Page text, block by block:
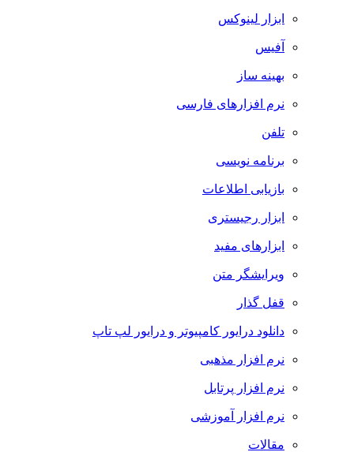
ابزار لینوکس
آفیس
بهینه ساز
نرم افزارهای فارسی
تلفن
برنامه نویسی
بازیابی اطلاعات
ابزار رجیستری
ابزارهای مفید
ویرایشگر متن
قفل گذار
دانلود درایور کامپیوتر و درایور لپ تاپ
نرم افزار مذهبی
نرم افزار پرتابل
نرم افزار آموزشی
مقالات